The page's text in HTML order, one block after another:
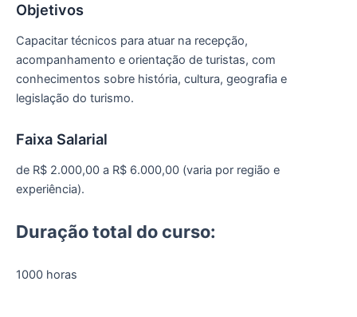
Objetivos
Capacitar técnicos para atuar na recepção,
acompanhamento e orientação de turistas, com
conhecimentos sobre história, cultura, geografia e
legislação do turismo.
Faixa Salarial
de R$ 2.000,00 a R$ 6.000,00 (varia por região e
experiência).
Duração total do curso:
1000 horas